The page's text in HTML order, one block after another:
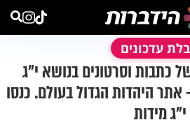
עדכונים
כתבות וסרטונים בנושא י"ג
היהדות הגדול בעולם. כנסו
מידות